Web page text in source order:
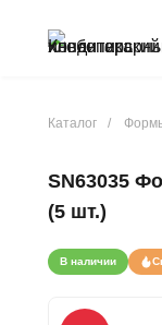
Каталог
SN63035
(5 шт.)
В наличии